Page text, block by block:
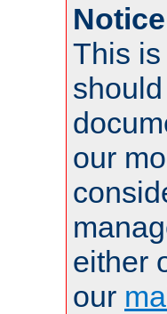
This
our
either
our